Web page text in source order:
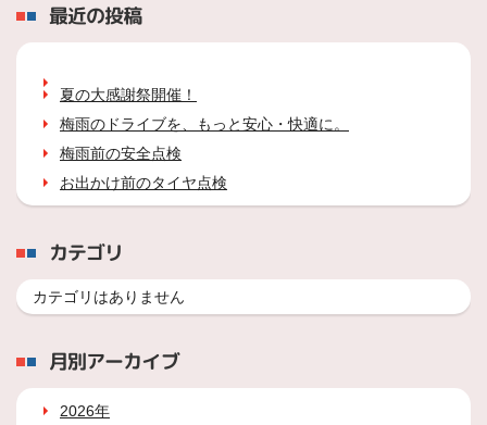
最近の投稿
夏の大感謝祭開催！
梅雨のドライブを、もっと安心・快適に。
梅雨前の安全点検
お出かけ前のタイヤ点検
カテゴリ
カテゴリはありません
月別アーカイブ
2026年